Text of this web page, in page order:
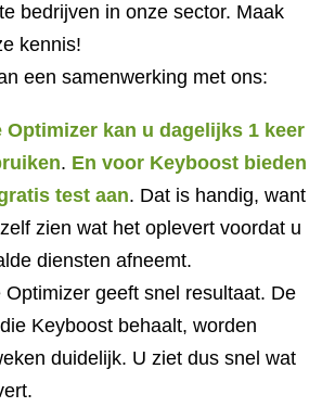
bedrijven in onze sector. Maak
kennis!
een samenwerking met ons:
Optimizer kan u dagelijks 1 keer
. En voor Keyboost bieden
test aan. Dat is handig, want
zien wat het oplevert voordat u
diensten afneemt.
Optimizer geeft snel resultaat. De
Keyboost behaalt, worden
duidelijk. U ziet dus snel wat